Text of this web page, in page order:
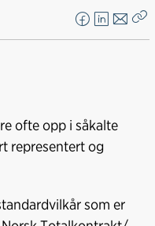
F
o
L
d
n
E
t
ofte opp i såkalte
representert og
som er